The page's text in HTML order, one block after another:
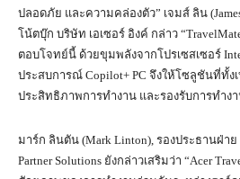
ปลอดภัย และความคล่องตัว” เจมส์ ลิน
โน้ตบุ๊ก บริษัท เอเซอร์ อิงค์ กล่าว
ตอบโจทย์นี้ ด้วยขุมพลังจากโปรเซสเซอร์
ประสบการณ์ Copilot+ PC จึงให้โซลูชันที่ทั้ง
ประสิทธิภาพการทำงาน และรองรับการทำง
มาร์ก ลินตัน (Mark Linton), รองประธานฝ่าย
Partner Solutions ยังกล่าวเสริมว่า “Acer